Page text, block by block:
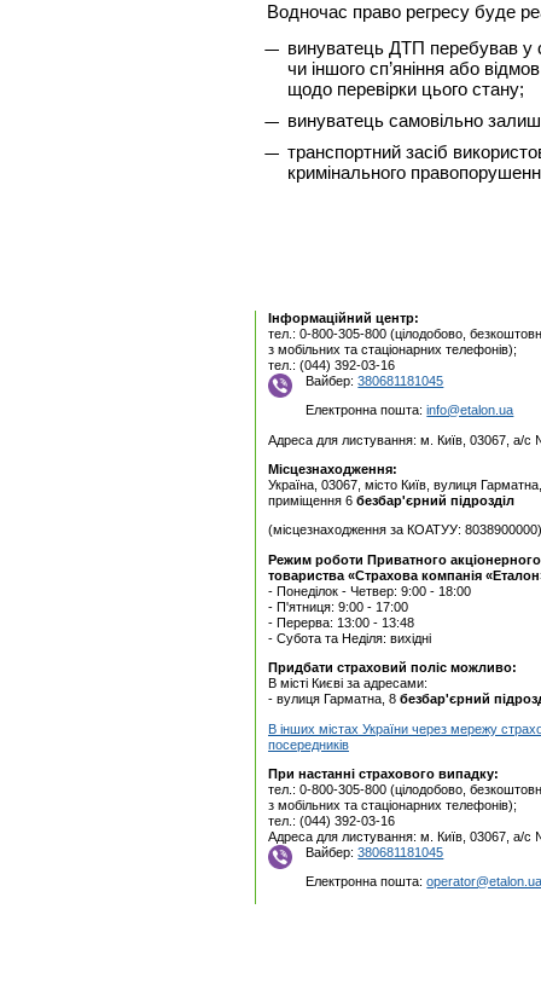
Водночас право регресу буде
винуватець ДТП перебував у
чи іншого сп’яніння або
щодо перевірки цього стану;
винуватець самовільно
транспортний засіб
кримінального
Інформаційний центр:
тел.: 0-800-305-800 (цілодобово,
з мобільних та стаціонарних телефонів);
тел.: (044) 392-03-16
Вайбер:380681181045
Електронна пошта:info@etalon.ua
Адреса для листування: м. Київ, 03067, а/с
Місцезнаходження:
Україна, 03067, місто Київ, вулиця
приміщення 6 безбар'єрний підрозділ
(місцезнаходження за КОАТУУ: 8038900000)
Режим роботи Приватного акцiонерного
товариства «Страхова компанія
- Понеділок - Четвер: 9:00 - 18:00
- П'ятниця: 9:00 - 17:00
- Перерва: 13:00 - 13:48
- Субота та Неділя: вихідні
Придбати страховий поліс можливо:
В місті Києві за адресами:
- вулиця Гарматна, 8 безбар'єрний
В інших містах України через мережу
посередників
При настанні страхового випадку:
тел.: 0-800-305-800 (цілодобово,
з мобільних та стаціонарних телефонів);
тел.: (044) 392-03-16
Адреса для листування: м. Київ, 03067, а/с
Вайбер:380681181045
Електронна пошта: